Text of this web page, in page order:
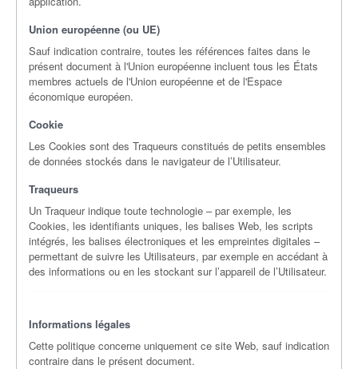
Union européenne (ou UE)
Sauf indication contraire, toutes les références faites dans le
présent document à l'Union européenne incluent tous les États
membres actuels de l'Union européenne et de l'Espace
économique européen.
Cookie
Les Cookies sont des Traqueurs constitués de petits ensembles
de données stockés dans le navigateur de l’Utilisateur.
Traqueurs
Un Traqueur indique toute technologie – par exemple, les
Cookies, les identifiants uniques, les balises Web, les scripts
intégrés, les balises électroniques et les empreintes digitales –
permettant de suivre les Utilisateurs, par exemple en accédant à
des informations ou en les stockant sur l’appareil de l’Utilisateur.
Informations légales
Cette politique concerne uniquement ce site Web, sauf indication
contraire dans le présent document.